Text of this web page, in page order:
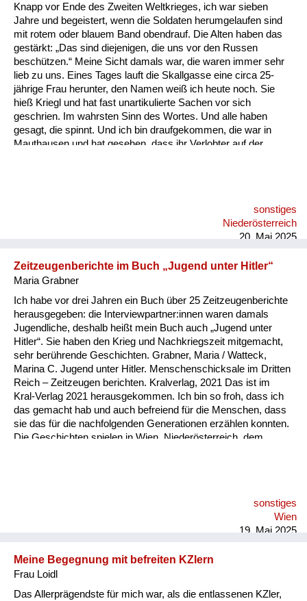
Knapp vor Ende des Zweiten Weltkrieges, ich war sieben
Jahre und begeistert, wenn die Soldaten herumgelaufen sind
mit rotem oder blauem Band obendrauf. Die Alten haben das
gestärkt: „Das sind diejenigen, die uns vor den Russen
beschützen.“ Meine Sicht damals war, die waren immer sehr
lieb zu uns. Eines Tages lauft die Skallgasse eine circa 25-
jährige Frau herunter, den Namen weiß ich heute noch. Sie
hieß Kriegl und hat fast unartikulierte Sachen vor sich
geschrien. Im wahrsten Sinn des Wortes. Und alle haben
gesagt, die spinnt. Und ich bin draufgekommen, die war in
Mauthausen und hat gesehen, dass ihr Verlobter auf der
sonstiges
Niederösterreich
20. Mai 2025
Zeitzeugenberichte im Buch „Jugend unter Hitler“
Maria Grabner
Ich habe vor drei Jahren ein Buch über 25 Zeitzeugenberichte
herausgegeben: die Interviewpartner:innen waren damals
Jugendliche, deshalb heißt mein Buch auch „Jugend unter
Hitler“. Sie haben den Krieg und Nachkriegszeit mitgemacht,
sehr berührende Geschichten. Grabner, Maria / Watteck,
Marina C. Jugend unter Hitler. Menschenschicksale im Dritten
Reich – Zeitzeugen berichten. Kralverlag, 2021 Das ist im
Kral-Verlag 2021 herausgekommen. Ich bin so froh, dass ich
das gemacht hab und auch befreiend für die Menschen, dass
sie das für die nachfolgenden Generationen erzählen konnten.
Die Geschichten spielen in Wien, Niederösterreich, dem
sonstiges
Wien
19. Mai 2025
Meine Begegnung mit befreiten KZlern
Frau Loidl
Das Allerprägendste für mich war, als die entlassenen KZler,